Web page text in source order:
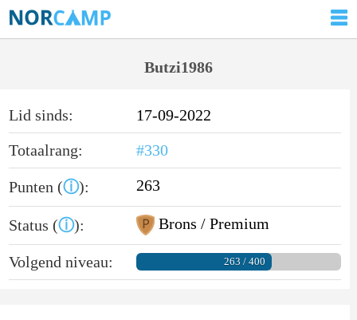
Butzi1986
Lid sinds:
17-09-2022
Totaalrang:
#330
Punten (ⓘ): 263
Status (ⓘ): Brons / Premium
Volgend niveau: 263 / 400